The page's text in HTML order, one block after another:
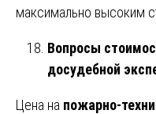
максимально высоким
Вопросы
досудебной
Цена на пожарно-